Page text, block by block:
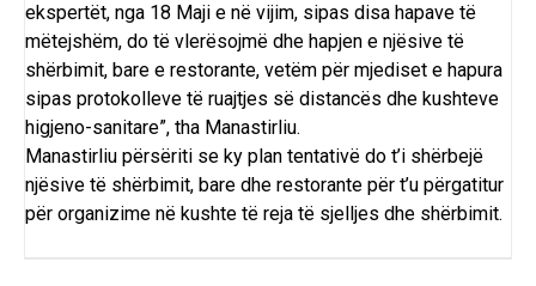
ekspertët, nga 18 Maji e në vijim, sipas disa hapave të
mëtejshëm, do të vlerësojmë dhe hapjen e njësive të
shërbimit, bare e restorante, vetëm për mjediset e hapura
sipas protokolleve të ruajtjes së distancës dhe kushteve
higjeno-sanitare”, tha Manastirliu.
Manastirliu përsëriti se ky plan tentativë do t’i shërbejë
njësive të shërbimit, bare dhe restorante për t’u përgatitur
për organizime në kushte të reja të sjelljes dhe shërbimit.